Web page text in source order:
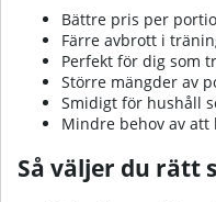
Bättre pris per
Färre avbrott i
Perfekt för dig som
Större mängder av
Smidigt för hushåll
Mindre behov av att
Så väljer du rätt